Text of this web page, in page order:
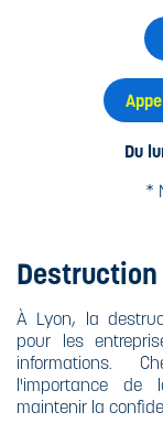
Du
*
À Lyon, la
pour les
informations.
l'importance de
maintenir la